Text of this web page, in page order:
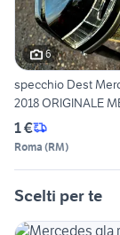
6
specchio Dest
2018 ORIGINALE
1 €
Roma (RM)
Scelti per te